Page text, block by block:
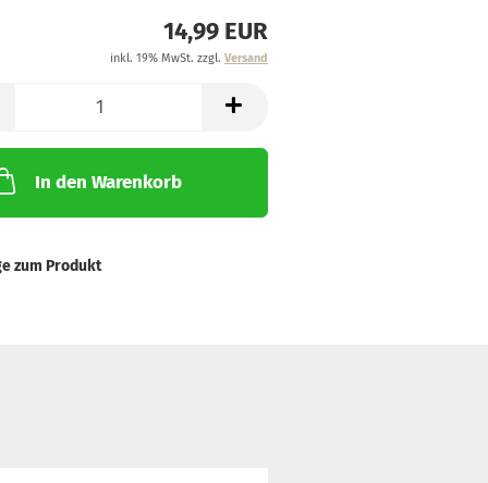
14,99 EUR
inkl. 19% MwSt. zzgl. Versand
In den Warenkorb
zum Produkt